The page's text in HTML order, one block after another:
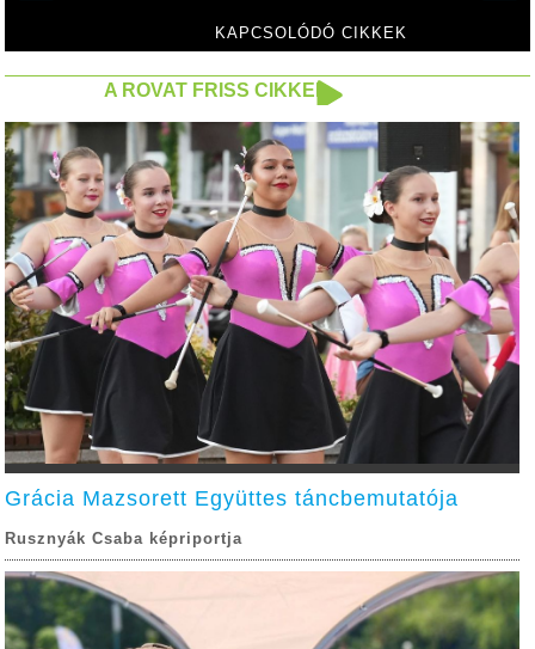
KAPCSOLÓDÓ CIKKEK
A ROVAT FRISS CIKKEI
Grácia Mazsorett Együttes táncbemutatója
Rusznyák Csaba képriportja